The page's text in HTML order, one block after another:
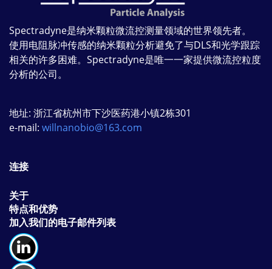
Spectradyne是纳米颗粒微流控测量领域的世界领先者。
使用电阻脉冲传感的纳米颗粒分析避免了与DLS和光学跟踪
相关的许多困难。Spectradyne是唯一一家提供微流控粒度
分析的公司。
地址: 浙江省杭州市下沙医药港小镇2栋301
e-mail: willnanobio@163.com
连接
关于
特点和优势
加入我们的电子邮件列表